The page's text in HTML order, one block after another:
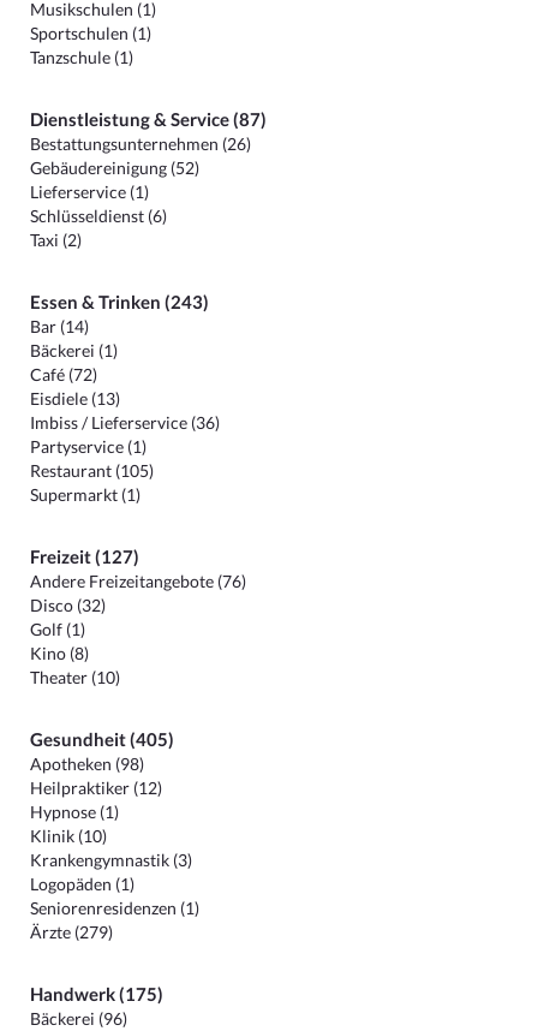
Musikschulen (1)
Sportschulen (1)
Tanzschule (1)
Dienstleistung & Service (87)
Bestattungsunternehmen (26)
Gebäudereinigung (52)
Lieferservice (1)
Schlüsseldienst (6)
Taxi (2)
Essen & Trinken (243)
Bar (14)
Bäckerei (1)
Café (72)
Eisdiele (13)
Imbiss / Lieferservice (36)
Partyservice (1)
Restaurant (105)
Supermarkt (1)
Freizeit (127)
Andere Freizeitangebote (76)
Disco (32)
Golf (1)
Kino (8)
Theater (10)
Gesundheit (405)
Apotheken (98)
Heilpraktiker (12)
Hypnose (1)
Klinik (10)
Krankengymnastik (3)
Logopäden (1)
Seniorenresidenzen (1)
Ärzte (279)
Handwerk (175)
Bäckerei (96)